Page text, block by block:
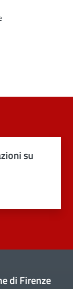
su
di Firenze